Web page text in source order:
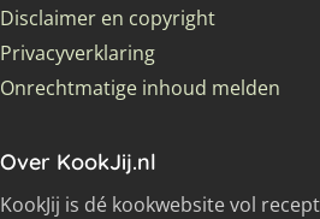
Disclaimer en copyright
Privacyverklaring
Onrechtmatige inhoud melden
Over KookJij.nl
KookJij is dé kookwebsite vol